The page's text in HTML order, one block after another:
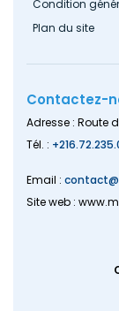
Condition
Plan du site
Contactez-
Adresse : Route
Tél. :
Email :
Site web :